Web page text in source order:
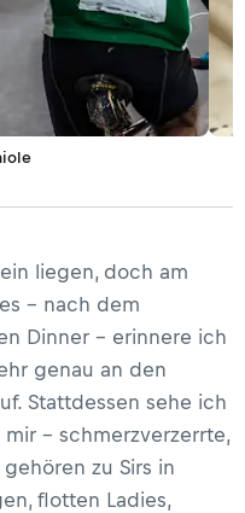
liegen, doch am
– nach dem
Dinner – erinnere ich
genau an den
Stattdessen sehe ich
– schmerzverzerrte,
zu Sirs in
flotten Ladies,